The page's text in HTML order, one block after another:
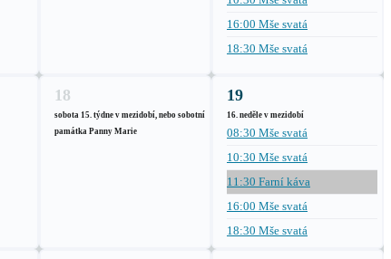
16:00 Mše svatá
18:30 Mše svatá
18
sobota 15. týdne v mezidobí, nebo sobotní
památka Panny Marie
19
16. neděle v mezidobí
08:30 Mše svatá
10:30 Mše svatá
11:30 Farní káva
16:00 Mše svatá
18:30 Mše svatá